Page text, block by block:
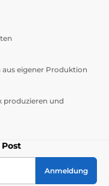
aus eigener Produktion
produzieren und
Anmeldung